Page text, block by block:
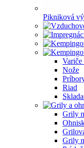
Pikniková
Variče
Nože
Riad
Grily
Grily